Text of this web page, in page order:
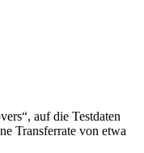
auf die Testdaten
Transferrate von etwa